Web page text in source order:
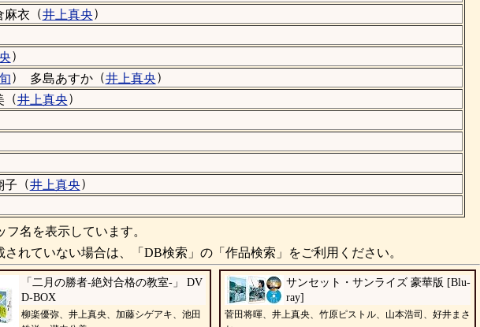
麻衣 （井上真央）
）
） 多島あすか（井上真央）
（井上真央）
子 （井上真央）
名を表示しています。
ていない場合は、「DB検索」の「作品検索」をご利用ください。
「二月の勝者-絶対合格の教室-」 DV
D-BOX
柳楽優弥、井上真央、加藤シゲアキ、池田
サンセット・サンライズ 豪華版 [Blu-
ray]
菅田将暉、井上真央、竹原ピストル、山本浩司、好井まさ